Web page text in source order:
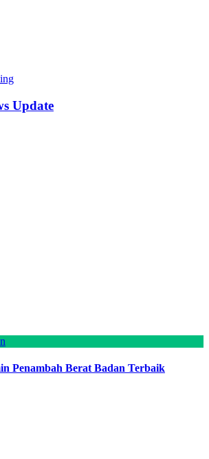
Update
Penambah Berat Badan Terbaik